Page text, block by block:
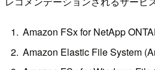
Amazon FSx for NetApp
Amazon Elastic File System